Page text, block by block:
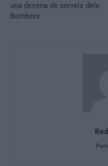
una desena de serveis dels
Bombers